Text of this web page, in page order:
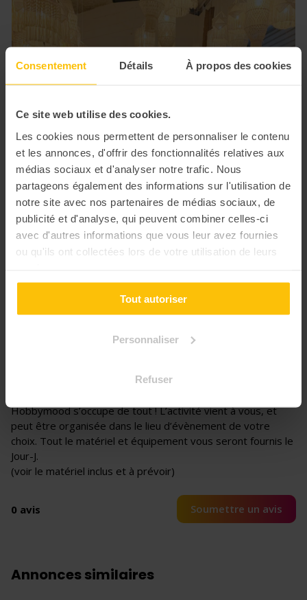
Consentement Détails À propos des cookies
Ce site web utilise des cookies.
Les cookies nous permettent de personnaliser le contenu
et les annonces, d'offrir des fonctionnalités relatives aux
médias sociaux et d'analyser notre trafic. Nous
partageons également des informations sur l'utilisation de
notre site avec nos partenaires de médias sociaux, de
publicité et d'analyse, qui peuvent combiner celles-ci
avec d'autres informations que vous leur avez fournies
ou qu'ils ont collectées lors de votre utilisation de leurs
Tout autoriser
Personnaliser
Refuser
Hobbymood s’occupe de tout ! L’activité vient à vous, et
peut être organisée dans le lieu d’évènement de votre
choix. Tout le matériel et équipement vous seront fournis le
Jour-J.
(voir le matériel inclus et à prévoir)
0 avis Soumettre un avis
Annonces similaires